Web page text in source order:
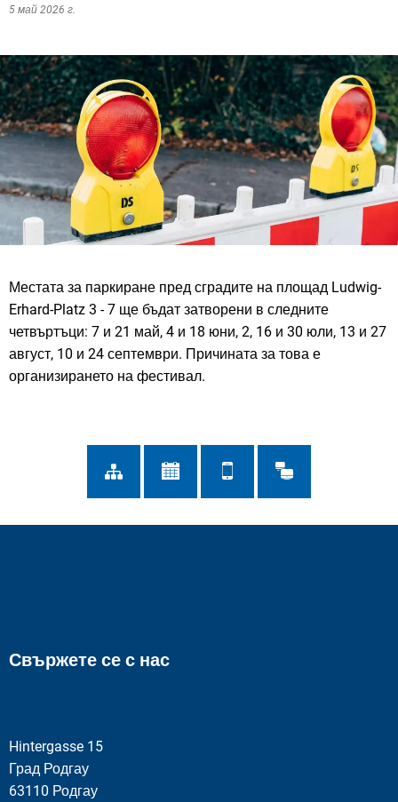
5 май 2026 г.
Местата за паркиране пред сградите на площад Ludwig-
Erhard-Platz 3 - 7 ще бъдат затворени в следните
четвъртъци: 7 и 21 май, 4 и 18 юни, 2, 16 и 30 юли, 13 и 27
август, 10 и 24 септември. Причината за това е
организирането на фестивал.
Свържете се с нас
Hintergasse 15
Град Родгау
63110 Родгау